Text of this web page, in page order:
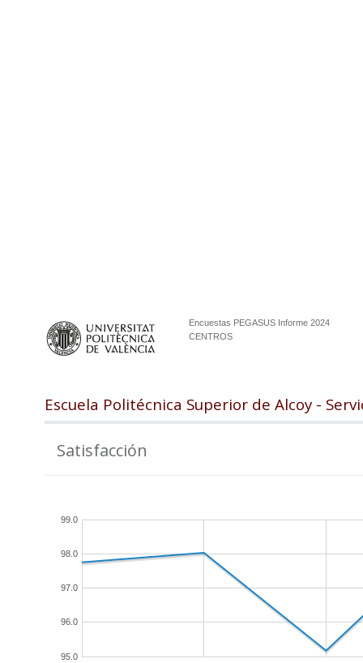
Encuestas PEGASUS Informe 2024
CENTROS
Escuela Politécnica Superior de Alcoy -
Satisfacción
95.0
96.0
97.0
98.0
99.0